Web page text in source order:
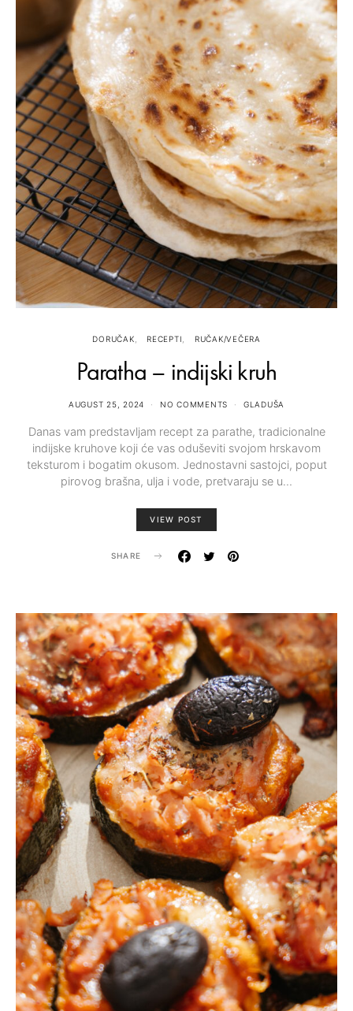
DORUČAK RECEPTI RUČAK/VEČERA
Paratha – indijski kruh
AUGUST 25, 2024 NO COMMENTS GLADUŠA
Danas vam predstavljam recept za parathe, tradicionalne
indijske kruhove koji će vas oduševiti svojom hrskavom
teksturom i bogatim okusom. Jednostavni sastojci, poput
pirovog brašna, ulja i vode, pretvaraju se u…
VIEW POST
SHARE